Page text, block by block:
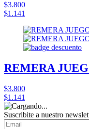
$3.800
$1.141
REMERA
$3.800
$1.141
Suscribite a nuestro